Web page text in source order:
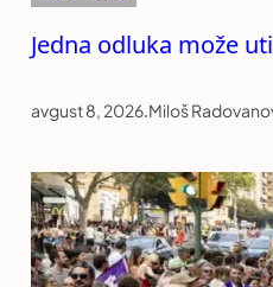
Jedna odluka može
avgust 8, 2026.Miloš